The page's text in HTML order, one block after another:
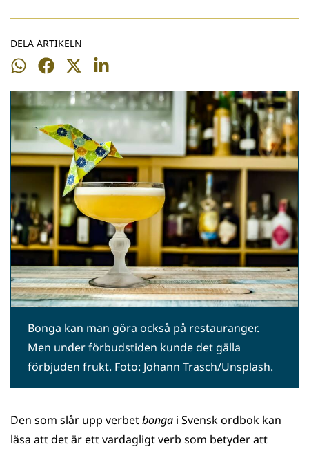
DELA ARTIKELN
Dela
WhatsApp
Dela
Facebook
Dela
Twitter
Dela
LinkedIn
Bonga kan man göra också på restauranger.
Men under förbudstiden kunde det gälla
förbjuden frukt. Foto: Johann Trasch/Unsplash.
Den som slår upp verbetbonga i Svensk ordbok kan
läsa att det är ett vardagligt verb som betyder att